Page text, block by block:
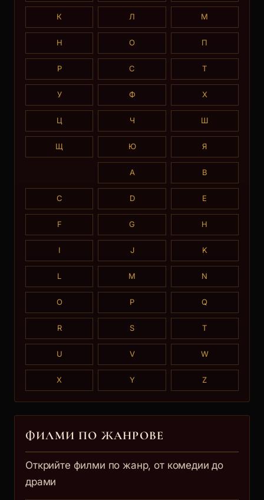
К Л М
Н О П
Р С Т
У Ф Х
Ц Ч Ш
Щ Ю Я
A B
C D E
F G H
I J K
L M N
O P Q
R S T
U V W
X Y Z
ФИЛМИ ПО ЖАНРОВЕ
Открийте филми по жанр, от комедии до
драми